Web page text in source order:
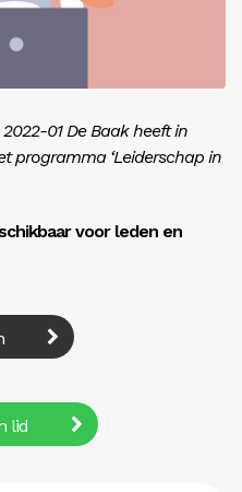
01 De Baak heeft in
programma ‘Leiderschap in
voor leden en
lid